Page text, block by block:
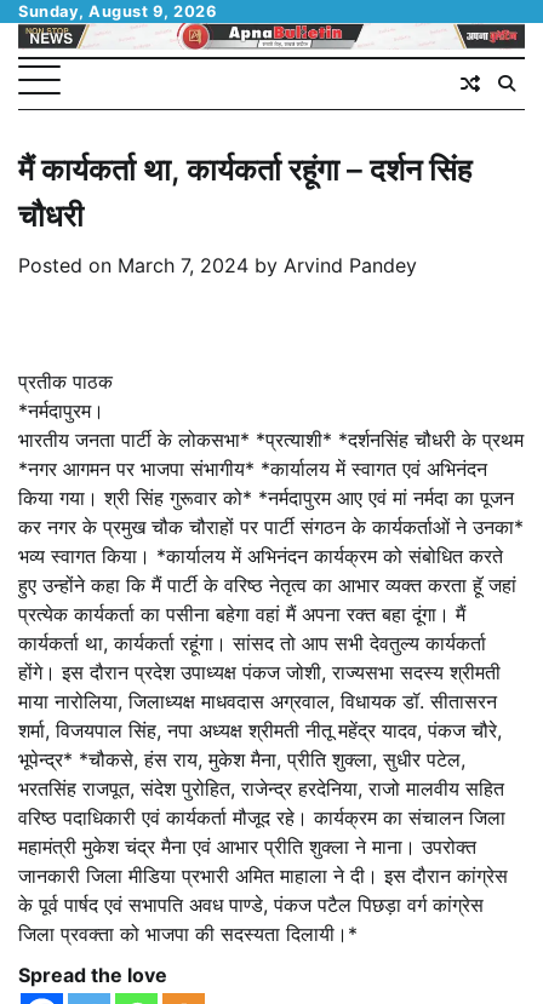
Skip
content
Sunday, August 9, 2026
मैं कार्यकर्ता था, कार्यकर्ता रहूंगा – दर्शन सिंह
चौधरी
Posted on March 7, 2024 by Arvind Pandey
प्रतीक पाठक
*नर्मदापुरम।
भारतीय जनता पार्टी के लोकसभा* *प्रत्याशी* *दर्शनसिंह चौधरी के प्रथम
*नगर आगमन पर भाजपा संभागीय* *कार्यालय में स्वागत एवं अभिनंदन
किया गया। श्री सिंह गुरूवार को* *नर्मदापुरम आए एवं मां नर्मदा का पूजन
कर नगर के प्रमुख चौक चौराहों पर पार्टी संगठन के कार्यकर्ताओं ने उनका*
भव्य स्वागत किया। *कार्यालय में अभिनंदन कार्यक्रम को संबोधित करते
हुए उन्होंने कहा कि मैं पार्टी के वरिष्ठ नेतृत्व का आभार व्यक्त करता हूॅ जहां
प्रत्येक कार्यकर्ता का पसीना बहेगा वहां मैं अपना रक्त बहा दूंगा। मैं
कार्यकर्ता था, कार्यकर्ता रहूंगा। सांसद तो आप सभी देवतुल्य कार्यकर्ता
होंगे। इस दौरान प्रदेश उपाध्यक्ष पंकज जोशी, राज्यसभा सदस्य श्रीमती
माया नारोलिया, जिलाध्यक्ष माधवदास अग्रवाल, विधायक डॉ. सीतासरन
शर्मा, विजयपाल सिंह, नपा अध्यक्ष श्रीमती नीतू महेंद्र यादव, पंकज चौरे,
भूपेन्द्र* *चौकसे, हंस राय, मुकेश मैना, प्रीति शुक्ला, सुधीर पटेल,
भरतसिंह राजपूत, संदेश पुरोहित, राजेन्द्र हरदेनिया, राजो मालवीय सहित
वरिष्ठ पदाधिकारी एवं कार्यकर्ता मौजूद रहे। कार्यक्रम का संचालन जिला
महामंत्री मुकेश चंद्र मैना एवं आभार प्रीति शुक्ला ने माना। उपरोक्त
जानकारी जिला मीडिया प्रभारी अमित माहाला ने दी। इस दौरान कांग्रेस
के पूर्व पार्षद एवं सभापति अवध पाण्डे, पंकज पटैल पिछड़ा वर्ग कांग्रेस
जिला प्रवक्ता को भाजपा की सदस्यता दिलायी।*
Spread the love